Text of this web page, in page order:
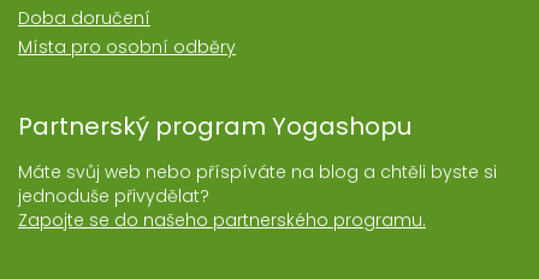
Doba doručení
Místa pro osobní odběry
Partnerský program Yogashopu
Máte svůj web nebo příspíváte na blog a chtěli byste si
jednoduše přivydělat?
Zapojte se do našeho partnerského programu.